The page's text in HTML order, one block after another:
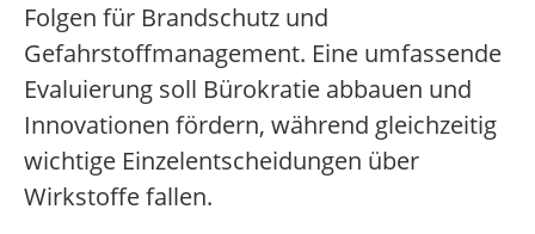
Folgen für Brandschutz und
Gefahrstoffmanagement. Eine umfassende
Evaluierung soll Bürokratie abbauen und
Innovationen fördern, während gleichzeitig
wichtige Einzelentscheidungen über
Wirkstoffe fallen.